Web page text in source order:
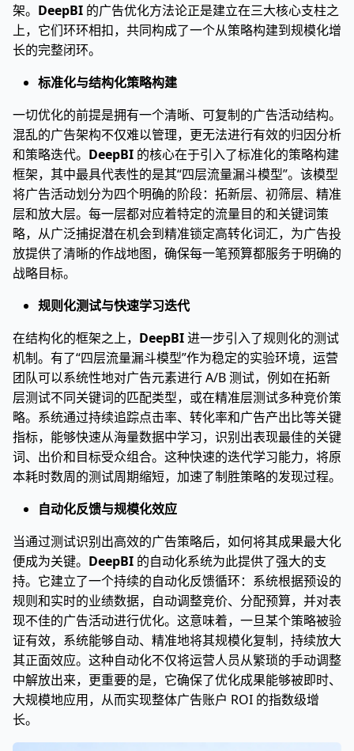
架。 DeepBI 的广告优化方法论正是建立在三大核心支柱之
上，它们环环相扣，共同构成了一个从策略构建到规模化增
长的完整闭环。
标准化与结构化策略构建
一切优化的前提是拥有一个清晰、可复制的广告活动结构。
混乱的广告架构不仅难以管理，更无法进行有效的归因分析
和策略迭代。 DeepBI 的核心在于引入了标准化的策略构建
框架，其中最具代表性的是其“四层流量漏斗模型”。该模型
将广告活动划分为四个明确的阶段：拓新层、初筛层、精准
层和放大层。每一层都对应着特定的流量目的和关键词策
略，从广泛捕捉潜在机会到精准锁定高转化词汇，为广告投
放提供了清晰的作战地图，确保每一笔预算都服务于明确的
战略目标。
规则化测试与快速学习迭代
在结构化的框架之上， DeepBI进一步引入了规则化的测试
机制。有了“四层流量漏斗模型”作为稳定的实验环境，运营
团队可以系统性地对广告元素进行 A/B 测试，例如在拓新
层测试不同关键词的匹配类型，或在精准层测试多种竞价策
略。系统通过持续追踪点击率、转化率和广告产出比等关键
指标，能够快速从海量数据中学习，识别出表现最佳的关键
词、出价和目标受众组合。这种快速的迭代学习能力，将原
本耗时数周的测试周期缩短，加速了制胜策略的发现过程。
自动化反馈与规模化效应
当通过测试识别出高效的广告策略后，如何将其成果最大化
便成为关键。 DeepBI 的自动化系统为此提供了强大的支
持。它建立了一个持续的自动化反馈循环：系统根据预设的
规则和实时的业绩数据，自动调整竞价、分配预算，并对表
现不佳的广告活动进行优化。这意味着，一旦某个策略被验
证有效，系统能够自动、精准地将其规模化复制，持续放大
其正面效应。这种自动化不仅将运营人员从繁琐的手动调整
中解放出来，更重要的是，它确保了优化成果能够被即时、
大规模地应用，从而实现整体广告账户 ROI 的指数级增
长。